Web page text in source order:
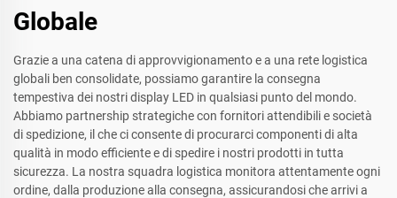
Globale
Grazie a una catena di approvvigionamento e a una rete logistica
globali ben consolidate, possiamo garantire la consegna
tempestiva dei nostri display LED in qualsiasi punto del mondo.
Abbiamo partnership strategiche con fornitori attendibili e società
di spedizione, il che ci consente di procurarci componenti di alta
qualità in modo efficiente e di spedire i nostri prodotti in tutta
sicurezza. La nostra squadra logistica monitora attentamente ogni
ordine, dalla produzione alla consegna, assicurandosi che arrivi a